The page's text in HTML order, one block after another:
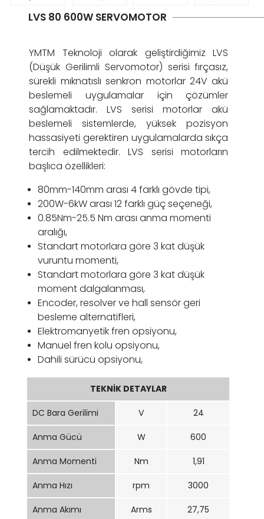
LVS 80 600W SERVOMOTOR
YMTM Teknoloji olarak geliştirdiğimiz LVS
(Düşük Gerilimli Servomotor) serisi fırçasız,
sürekli mıknatıslı senkron motorlar 24V akü
beslemeli uygulamalar için çözümler
sağlamaktadır. LVS serisi motorlar akü
beslemeli sistemlerde, yüksek pozisyon
hassasiyeti gerektiren uygulamalarda sıkça
tercih edilmektedir. LVS serisi motorların
başlıca özellikleri:
80mm-140mm arası 4 farklı gövde tipi,
200W-6kW arası 12 farklı güç seçeneği,
0.85Nm-25.5 Nm arası anma momenti
aralığı,
Standart motorlara göre 3 kat düşük
vuruntu momenti,
Standart motorlara göre 3 kat düşük
moment dalgalanması,
Encoder, resolver ve hall sensör geri
besleme alternatifleri,
Elektromanyetik fren opsiyonu,
Manuel fren kolu opsiyonu,
Dahili sürücü opsiyonu,
TEKNİK DETAYLAR
DC Bara Gerilimi V 24
Anma Gücü W 600
Anma Momenti Nm 1,91
Anma Hızı rpm 3000
Anma Akımı Arms 27,75